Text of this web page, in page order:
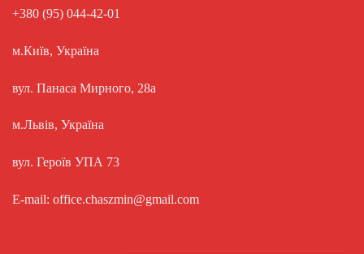
+380 (95) 044-42-01
м.Київ, Україна
вул. Панаса Мирного, 28а
м.Львів, Україна
вул. Героїв УПА 73
E-mail: office.chaszmin@gmail.com